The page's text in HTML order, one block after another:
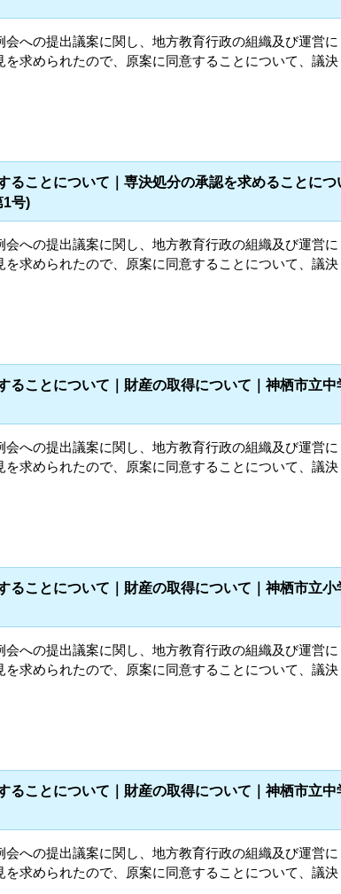
への提出議案に関し、地方教育行政の組織及び運営に
求められたので、原案に同意することについて、議決
ることについて｜専決処分の承認を求めることにつ
1号)
への提出議案に関し、地方教育行政の組織及び運営に
求められたので、原案に同意することについて、議決
ることについて｜財産の取得について｜神栖市立中
への提出議案に関し、地方教育行政の組織及び運営に
求められたので、原案に同意することについて、議決
ることについて｜財産の取得について｜神栖市立小
への提出議案に関し、地方教育行政の組織及び運営に
求められたので、原案に同意することについて、議決
ることについて｜財産の取得について｜神栖市立中
への提出議案に関し、地方教育行政の組織及び運営に
求められたので、原案に同意することについて、議決